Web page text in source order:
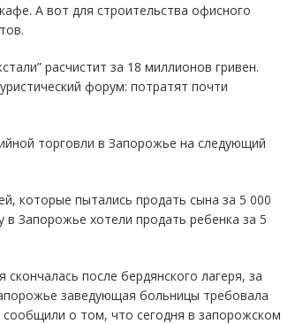
А вот для строительства офисного
расчистит за 18 миллионов гривен.
форум: потратят почти
торговли в Запорожье на следующий
которые пытались продать сына за 5 000
Запорожье хотели продать ребенка за 5
после бердянского лагеря, за
заведующая больницы требовала
о том, что сегодня в запорожском